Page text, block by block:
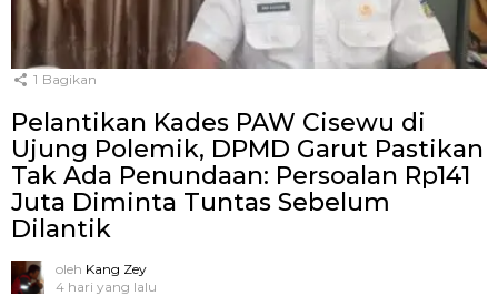
1 Bagikan
Pelantikan Kades PAW Cisewu di
Ujung Polemik, DPMD Garut Pastikan
Tak Ada Penundaan: Persoalan Rp141
Juta Diminta Tuntas Sebelum
Dilantik
oleh Kang Zey
4 hari yang lalu